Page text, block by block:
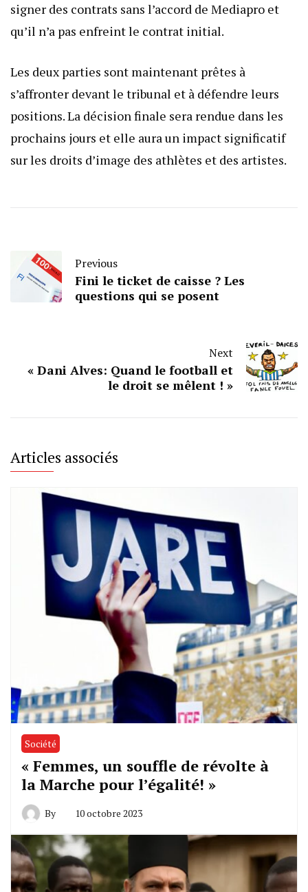
signer des contrats sans l’accord de Mediapro et
qu’il n’a pas enfreint le contrat initial.
Les deux parties sont maintenant prêtes à
s’affronter devant le tribunal et à défendre leurs
positions. La décision finale sera rendue dans les
prochains jours et elle aura un impact significatif
sur les droits d’image des athlètes et des artistes.
Previous
Fini le ticket de caisse ? Les
questions qui se posent
Next
« Dani Alves: Quand le football et
le droit se mêlent ! »
Articles associés
Société
« Femmes, un souffle de révolte à
la Marche pour l’égalité! »
By 10 octobre 2023